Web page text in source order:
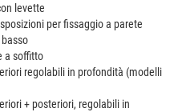
levette
per fissaggio a parete
a soffitto
regolabili in profondità (modelli
+ posteriori, regolabili in